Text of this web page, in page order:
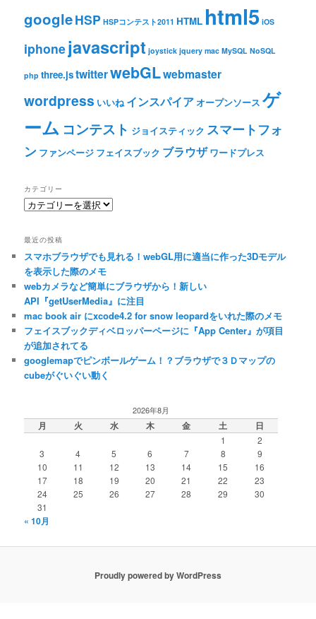
googleHSP HSPコンテスト2011 HTML html5 iOS
iphonejavascript joystick jquery mac MySQL NoSQL
php three.jstwitterwebGLwebmaster
wordpress いいね インスパイアオープンソース ゲ
ーム コンテスト ジョイスティック スマートフォ
ン ファンページ フェイスブック ブラウザ ワードプレス
カテゴリー
カ
リ
ー
最近の投稿
スマホブラウザでも見れる！webGL用に適当に作った3Dモデル
を表示した際のメモ
webカメラなど簡単にブラウザから！新しい
API『getUserMedia』に注目
mac book air にxcode4.2 for snow leopardをいれた際のメモ
フェイスブックディベロッパーページに『App Center』が項目
が追加されてる
googlemapでピンボールゲーム！？ブラウザで３Ｄマップの
cubeがぐいぐい動く
2026年8月
月 火 水 木 金 土 日
1
2
3
4 5 6 7 8
9
10
11 12 13 14 15
16
17
18 19 20 21 22
23
24
25 26 27 28 29
30
31
« 10月
Proudly powered by WordPress